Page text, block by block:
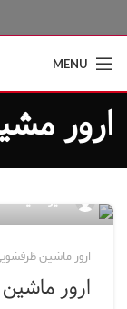
MENU
ارور
مدیر سایت
ارور ماشین
ارور